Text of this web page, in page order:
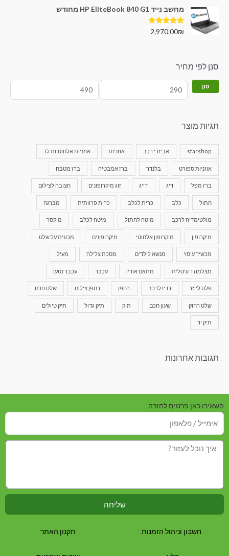
מחשב נייד HP EliteBook 840 G1 מחודש
דורג5.00
2,970.00₪
סנן לפי מחיר
סנן
תגיות מוצר
starshop אביזרי רכב אוזניות אוזניות אלחוטיות לד
אוזניות ספורט בלנדר ברז אמבטיה ברז מטבח
ברז מפל דיג דייג זוג מיקרופונים חצובה לצילום
חתול כלב כרית לכלב כרית פרוותית מברגה
מולטימדיה לרכב מיטה לחתול מיטה לכלב מיקסר
מיקרופון מיקרופון אלחוטי מיקרופונים מכונית על שלט
מכשיר עיסוי מנשא לילדים מסכת צלילה מעיל
מצלמה דיגיטלית מתאם אודיו עכבר עכבר נטען
פלס לייזר רדיו לרכב רחפן רחפן צילום שלט חכם
שלט רחוק שעון חכם תיק תיק גדול תיק טיולים
תיק יד
תגובות אחרונות
השאירו כאן פרטים לחזרה
שליחה
חשבון וניהול הזמנות תקנון האתר